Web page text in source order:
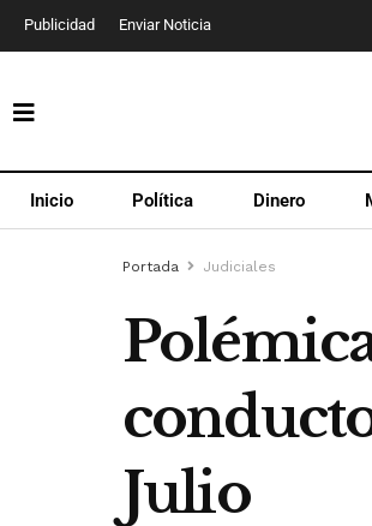
Publicidad Enviar Noticia
Inicio Política Dinero
Portada Judiciales
Julio